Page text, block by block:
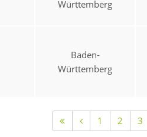
Württemberg
Baden-
Württemberg
1 2 3